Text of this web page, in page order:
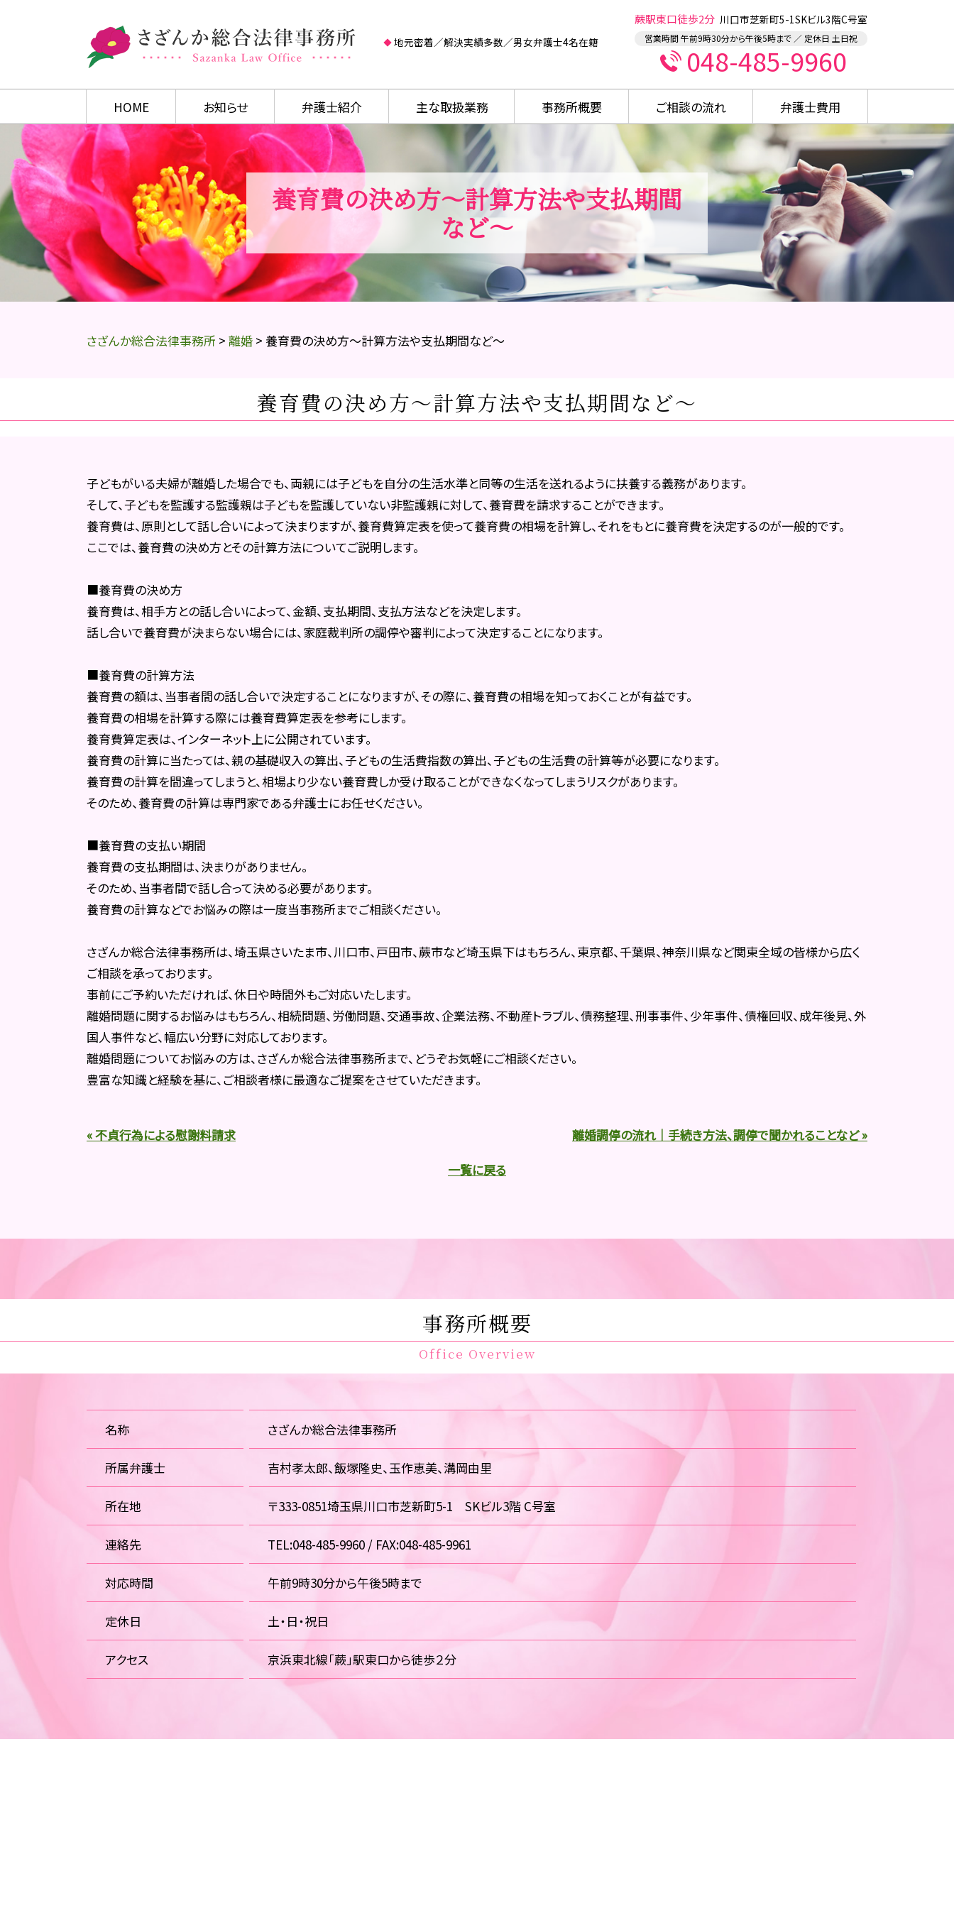
養育費の決め方～計算方法や支払期間
など～
地元密着／解決実績多数／男女弁護士4名在籍
蕨駅東口徒歩2分 川口市芝新町5-1SKビル3階C号室
営業時間 午前9時30分から午後5時まで ／ 定休日 土日祝
048-485-9960
HOME お知らせ 弁護士紹介 主な取扱業務 事務所概要 ご相談の流れ 弁護士費用
さざんか総合法律事務所 > 離婚 > 養育費の決め方～計算方法や支払期間など～
養育費の決め方～計算方法や支払期間など～
子どもがいる夫婦が離婚した場合でも、両親には子どもを自分の生活水準と同等の生活を送れるように扶養する義務があります。
そして、子どもを監護する監護親は子どもを監護していない非監護親に対して、養育費を請求することができます。
養育費は、原則として話し合いによって決まりますが、養育費算定表を使って養育費の相場を計算し、それをもとに養育費を決定するのが一般的です。
ここでは、養育費の決め方とその計算方法についてご説明します。
■養育費の決め方
養育費は、相手方との話し合いによって、金額、支払期間、支払方法などを決定します。
話し合いで養育費が決まらない場合には、家庭裁判所の調停や審判によって決定することになります。
■養育費の計算方法
養育費の額は、当事者間の話し合いで決定することになりますが、その際に、養育費の相場を知っておくことが有益です。
養育費の相場を計算する際には養育費算定表を参考にします。
養育費算定表は、インターネット上に公開されています。
養育費の計算に当たっては、親の基礎収入の算出、子どもの生活費指数の算出、子どもの生活費の計算等が必要になります。
養育費の計算を間違ってしまうと、相場より少ない養育費しか受け取ることができなくなってしまうリスクがあります。
そのため、養育費の計算は専門家である弁護士にお任せください。
■養育費の支払い期間
養育費の支払期間は、決まりがありません。
そのため、当事者間で話し合って決める必要があります。
養育費の計算などでお悩みの際は一度当事務所までご相談ください。
さざんか総合法律事務所は、埼玉県さいたま市、川口市、戸田市、蕨市など埼玉県下はもちろん、東京都、千葉県、神奈川県など関東全域の皆様から広く
ご相談を承っております。
事前にご予約いただければ、休日や時間外もご対応いたします。
離婚問題に関するお悩みはもちろん、相続問題、労働問題、交通事故、企業法務、不動産トラブル、債務整理、刑事事件、少年事件、債権回収、成年後見、外
国人事件など、幅広い分野に対応しております。
離婚問題についてお悩みの方は、さざんか総合法律事務所まで、どうぞお気軽にご相談ください。
豊富な知識と経験を基に、ご相談者様に最適なご提案をさせていただきます。
« 不貞行為による慰謝料請求
離婚調停の流れ｜手続き方法、調停で聞かれることなど »
一覧に戻る
事務所概要
Office Overview
名称 さざんか総合法律事務所
所属弁護士 吉村孝太郎、飯塚隆史、玉作恵美、溝岡由里
所在地 〒333-0851埼玉県川口市芝新町5-1 SKビル3階 C号室
連絡先 TEL:048-485-9960 / FAX:048-485-9961
対応時間 午前9時30分から午後5時まで
定休日 土・日・祝日
アクセス 京浜東北線「蕨」駅東口から徒歩２分